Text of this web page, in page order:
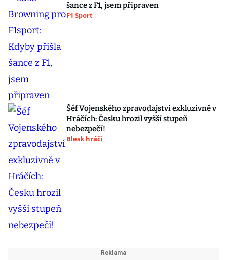
šance z F1, jsem připraven
F1 Sport
Šéf Vojenského zpravodajství exkluzivně v
Hráčích: Česku hrozil vyšší stupeň
nebezpečí!
Blesk hráči